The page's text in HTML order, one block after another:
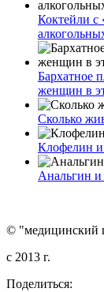
Коктейли
Бархатное
женщин в
Сколько
Клофелин и
Анальгин и
© "медицинский
c 2013 г.
Поделиться: